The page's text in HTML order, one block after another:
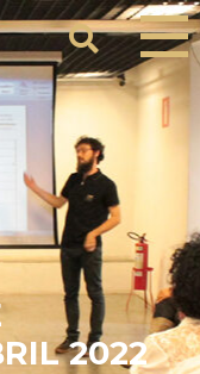
2022